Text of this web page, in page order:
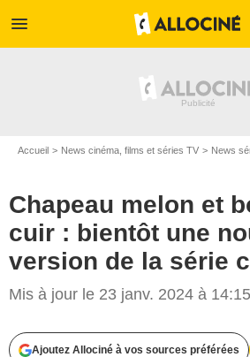
menu
Accueil News cinéma, films et séries TV News
Chapeau melon et
cuir : bientôt une
version de la série
Mis à jour le 23 janv. 2024 à 14:15
Ajoutez Allociné à vos sources préférées